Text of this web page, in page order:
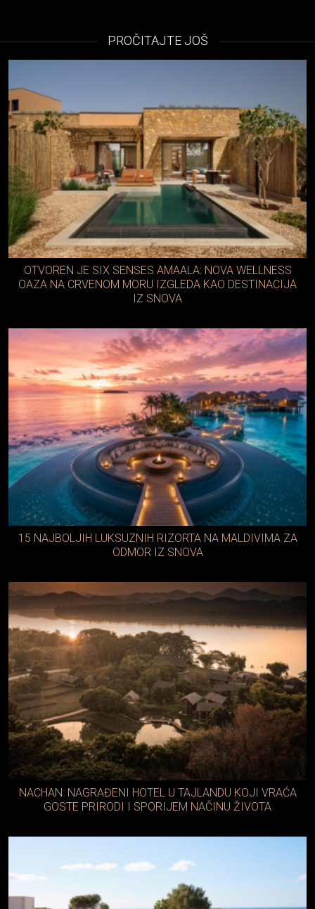
PROČITAJTE JOŠ
OTVOREN JE SIX SENSES AMAALA: NOVA WELLNESS
OAZA NA CRVENOM MORU IZGLEDA KAO DESTINACIJA
IZ SNOVA
15 NAJBOLJIH LUKSUZNIH RIZORTA NA MALDIVIMA ZA
ODMOR IZ SNOVA
NACHAN: NAGRAĐENI HOTEL U TAJLANDU KOJI VRAĆA
GOSTE PRIRODI I SPORIJEM NAČINU ŽIVOTA